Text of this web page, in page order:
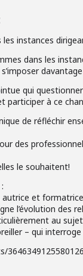
instances
dans les
qui
participer à ce
de réfléchir
des
le souhaitent!
et
l’évolution des
au
– qui